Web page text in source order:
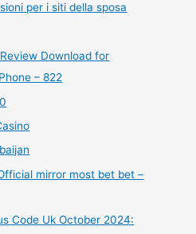
per i siti della sposa
Download for
– 822
mirror most bet bet –
Code Uk October 2024: